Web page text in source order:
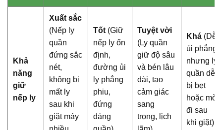
Khả
năng
giữ
nếp ly
Xuất sắc
(Nếp ly
quần
đứng sắc
nét,
không bị
mất ly
sau khi
giặt máy
Tốt (Giữ
nếp ly ổn
định,
đường ủi
ly phẳng
phiu,
đứng
dáng
Tuyệt vời
(Ly quần
giữ độ sâu
và bén lâu
dài, tạo
cảm giác
sang
trọng, lịch
Khá (Dễ
ủi phẳng
nhưng ly
quần dễ
bị bẹt
hoặc mờ
đi sau
khi giặt).